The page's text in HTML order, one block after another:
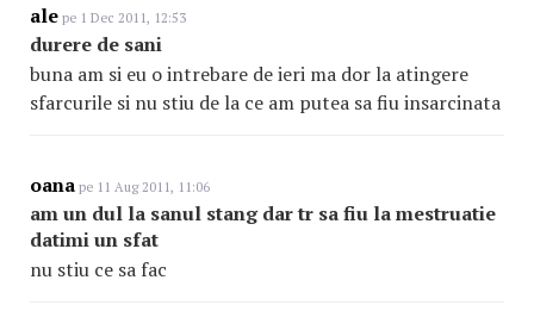
ale pe 1 Dec 2011, 12:53
durere de sani
buna am si eu o intrebare de ieri ma dor la atingere
sfarcurile si nu stiu de la ce am putea sa fiu insarcinata
oana pe 11 Aug 2011, 11:06
am un dul la sanul stang dar tr sa fiu la mestruatie
datimi un sfat
nu stiu ce sa fac